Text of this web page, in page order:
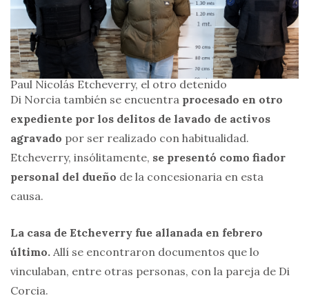
Paul Nicolás Etcheverry, el otro detenido
Di Norcia también se encuentra procesado en otro
expediente por los delitos de lavado de activos
agravado por ser realizado con habitualidad.
Etcheverry, insólitamente, se presentó como fiador
personal del dueño de la concesionaria en esta
causa.
La casa de Etcheverry fue allanada en febrero
último. Allí se encontraron documentos que lo
vinculaban, entre otras personas, con la pareja de Di
Corcia.